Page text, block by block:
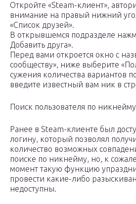
Откройте «Steam-клиент»,
внимание на правый нижний
«Список друзей».
В открывшемся подразделе
Добавить друга».
Перед вами откроется окно с
сообществу», ниже выберите
сужения количества вариантов
введите известный вам ник в
Поиск пользователя по
Ранее в Steam-клиенте был
логину, который позволял
количество возможных
поиске по никнейму, но, к
момент такую функцию
провести какие-либо
недоступны.